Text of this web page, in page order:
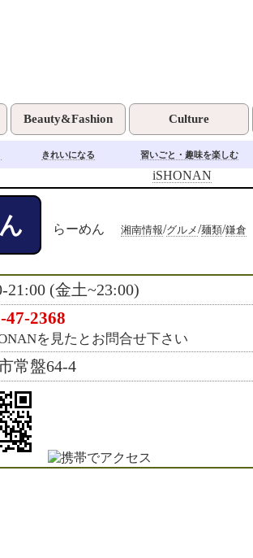
Beauty&Fashion Culture
きれいになる 習いごと・趣味を楽しむ
iSHONAN
らーめん 湘南情報/グルメ/麺類/鎌倉
21:00 (金土~23:00)
47-2368
を見たとお問合せ下さい
常盤64-4